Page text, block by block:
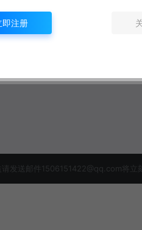
发送邮件1506151422@qq.com将
即注册